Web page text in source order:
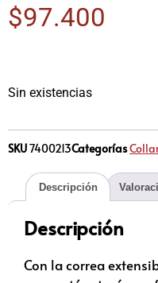
$97.400
Sin existencias
SKU7400213Categorías
Descripción
Descripción
Con la correa